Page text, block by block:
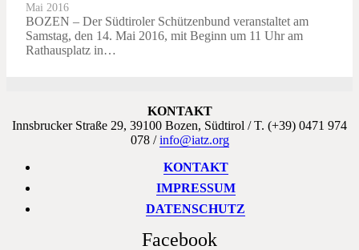
Mai 2016
BOZEN – Der Südtiroler Schützenbund veranstaltet am
Samstag, den 14. Mai 2016, mit Beginn um 11 Uhr am
Rathausplatz in…
KONTAKT
Innsbrucker Straße 29, 39100 Bozen, Südtirol / T. (+39) 0471 974
078 /info@iatz.org
KONTAKT
IMPRESSUM
DATENSCHUTZ
Facebook